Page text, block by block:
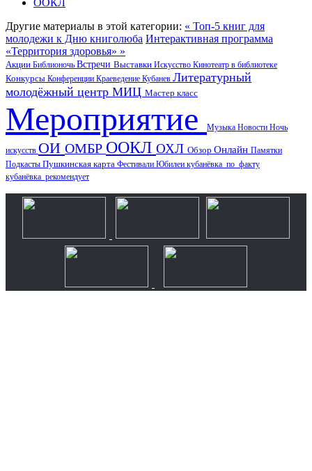
Другие материалы в этой категории: « Топ-5 книг для
молодежи к Дню книголюба Интерактивная программа
«Территория здоровья» »
Акции Библионочь Встречи Выставки Искусство Кинотеатр в библиотеке
Конкурсы Конференции Краеведение Кубанев Литературный
молодёжный центр МИЦ Мастер класс
Мероприятие Музыка Новости Ночь
искусств ОИ ОМБР ООКЛ ОХЛ Обзор Онлайн Памятки
Подкасты Пушкинская карта Фестивали Юбилеи кубанёвка_по_факту
кубанёвка_рекомендует